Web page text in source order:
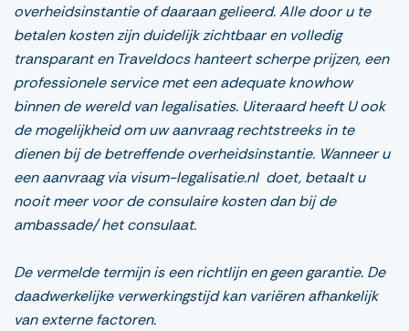
overheidsinstantie of daaraan gelieerd. Alle door u te
betalen kosten zijn duidelijk zichtbaar en volledig
transparant en Traveldocs hanteert scherpe prijzen, een
professionele service met een adequate knowhow
binnen de wereld van legalisaties. Uiteraard heeft U ook
de mogelijkheid om uw aanvraag rechtstreeks in te
dienen bij de betreffende overheidsinstantie. Wanneer u
een aanvraag via visum-legalisatie.nl doet, betaalt u
nooit meer voor de consulaire kosten dan bij de
ambassade/ het consulaat.
De vermelde termijn is een richtlijn en geen garantie. De
daadwerkelijke verwerkingstijd kan variëren afhankelijk
van externe factoren.